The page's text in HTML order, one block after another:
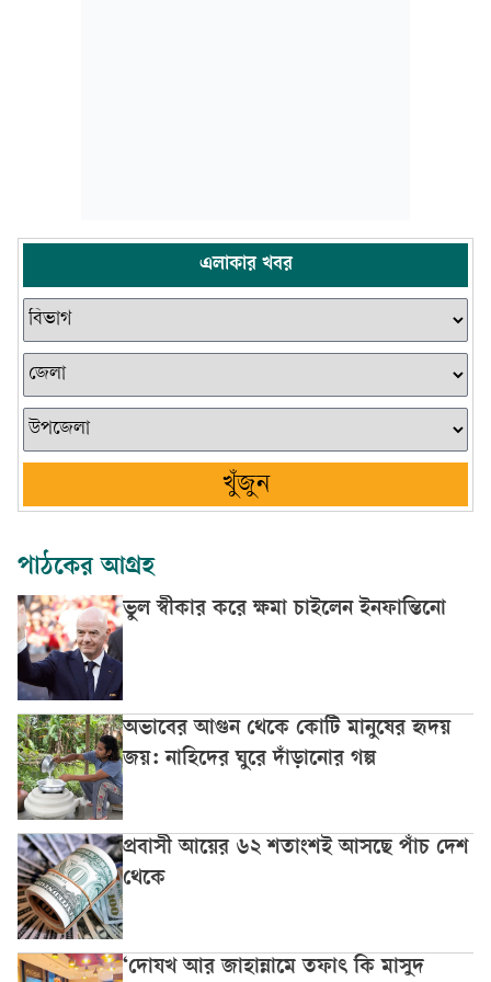
এলাকার খবর
খুঁজুন
পাঠকের আগ্রহ
ভুল স্বীকার করে ক্ষমা চাইলেন ইনফান্তিনো
অভাবের আগুন থেকে কোটি মানুষের হৃদয়
জয়: নাহিদের ঘুরে দাঁড়ানোর গল্প
প্রবাসী আয়ের ৬২ শতাংশই আসছে পাঁচ দেশ
থেকে
‘দোযখ আর জাহান্নামে তফাৎ কি মাসুদ